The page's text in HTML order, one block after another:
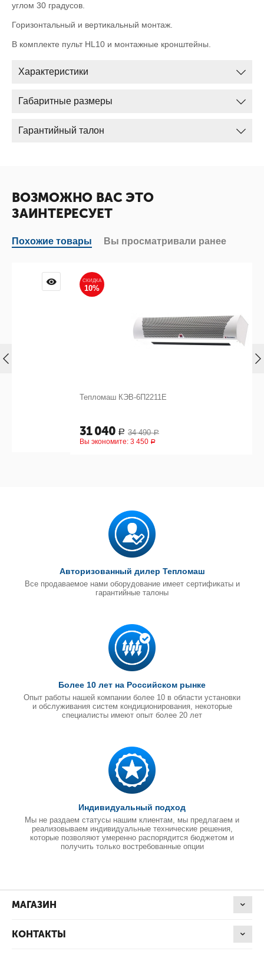
углом 30 градусов.
Горизонтальный и вертикальный монтаж.
В комплекте пульт HL10 и монтажные кронштейны.
Характеристики
Габаритные размеры
Гарантийный талон
ВОЗМОЖНО ВАС ЭТО
ЗАИНТЕРЕСУЕТ
Похожие товары Вы просматривали ранее
СКИДКА
10%
Тепломаш КЭВ-6П2211Е
34 490 Р
Вы экономите:3 450 Р
Авторизованный дилер Тепломаш
Все продаваемое нами оборудование имеет сертификаты и
гарантийные талоны
Более 10 лет на Российском рынке
Опыт работы нашей компании более 10 в области установки
и обслуживания систем кондиционирования, некоторые
специалисты имеют опыт более 20 лет
Индивидуальный подход
Мы не раздаем статусы нашим клиентам, мы предлагаем и
реализовываем индивидуальные технические решения,
которые позволяют умеренно распорядится бюджетом и
получить только востребованные опции
МАГАЗИН
КОНТАКТЫ